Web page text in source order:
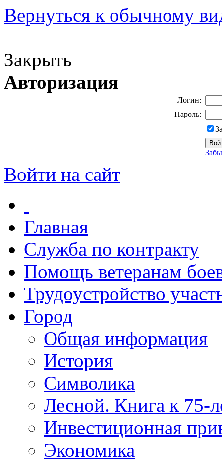
Вернуться к обычному
Закрыть
Авторизация
Логин:
Пароль:
Войти на сайт
Главная
Служба по контракту
Помощь ветеранам
Трудоустройство
Город
Общая информация
История
Символика
Лесной. Книга к 75-
Инвестиционная
Экономика